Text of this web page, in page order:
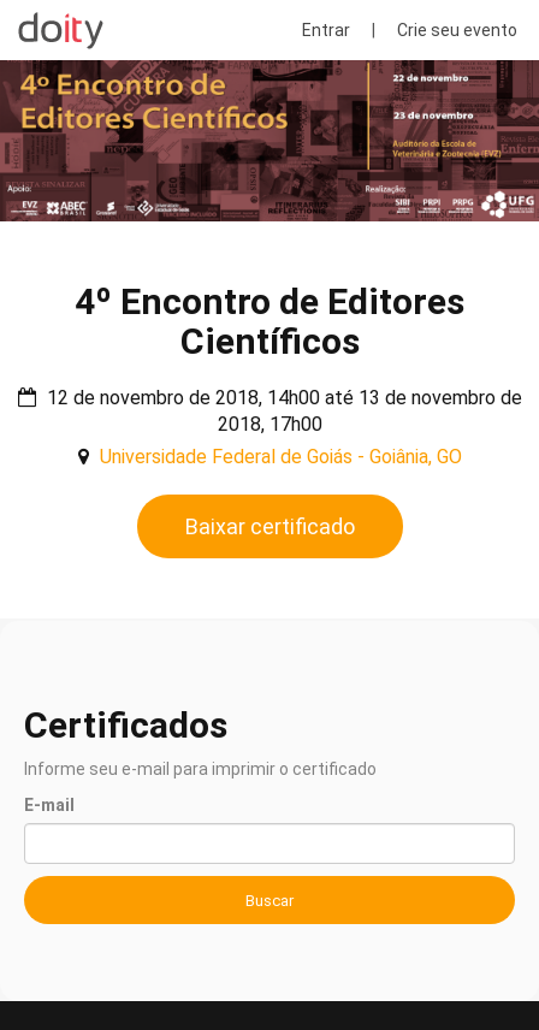
Entrar Crie seu evento
4º Encontro de Editores
Científicos
12 de novembro de 2018, 14h00 até 13 de novembro de
2018, 17h00
Universidade Federal de Goiás - Goiânia, GO
Baixar certificado
Certificados
Informe seu e-mail para imprimir o certificado
E-mail
Buscar